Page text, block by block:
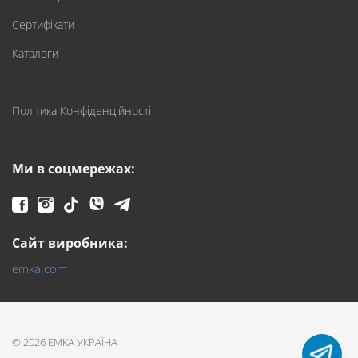
Сертифікати
Каталоги
Політика Конфіденційності
Ми в соцмережах:
Сайт виробника:
emka.com
© 2026 ЕМКА УКРАЇНА